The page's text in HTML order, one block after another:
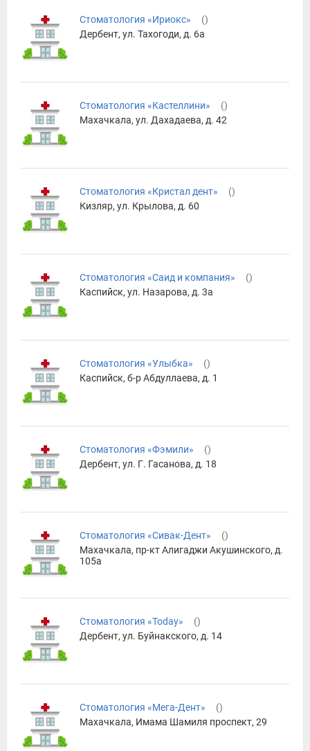
Стоматология «Ириокс» ()
Дербент, ул. Тахогоди, д. 6а
Стоматология «Кастеллини» ()
Махачкала, ул. Дахадаева, д. 42
Стоматология «Кристал дент» ()
Кизляр, ул. Крылова, д. 60
Стоматология «Саид и компания» ()
Каспийск, ул. Назарова, д. 3а
Стоматология «Улыбка» ()
Каспийск, б-р Абдуллаева, д. 1
Стоматология «Фэмили» ()
Дербент, ул. Г. Гасанова, д. 18
Стоматология «Сивак-Дент» ()
Махачкала, пр-кт Алигаджи Акушинского, д.
105а
Стоматология «Today» ()
Дербент, ул. Буйнакского, д. 14
Стоматология «Мега-Дент» ()
Махачкала, Имама Шамиля проспект, 29